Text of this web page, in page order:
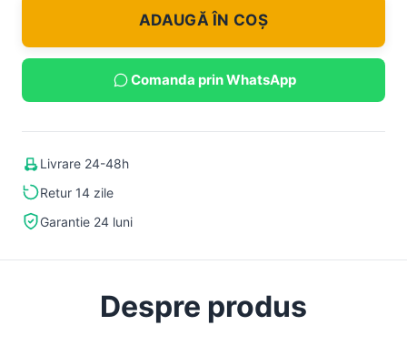
ADAUGĂ ÎN COȘ
Comanda prin WhatsApp
Livrare 24-48h
Retur 14 zile
Garantie 24 luni
Despre produs